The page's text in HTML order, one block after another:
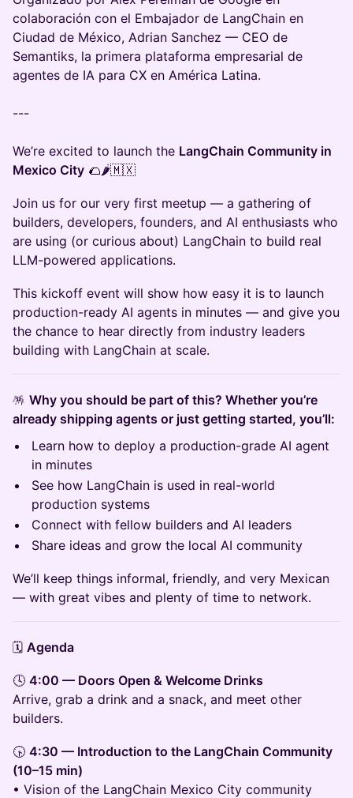
colaboración con el Embajador de LangChain en
Ciudad de México, Adrian Sanchez — CEO de
Semantiks, la primera plataforma empresarial de
agentes de IA para CX en América Latina.
---
We’re excited to launch the LangChain Community in
Mexico City 🌮🌶️🇲🇽
Join us for our very first meetup — a gathering of
builders, developers, founders, and AI enthusiasts who
are using (or curious about) LangChain to build real
LLM-powered applications.
This kickoff event will show how easy it is to launch
production-ready AI agents in minutes — and give you
the chance to hear directly from industry leaders
building with LangChain at scale.
🪅 Why you should be part of this? Whether you’re
already shipping agents or just getting started, you’ll:
Learn how to deploy a production-grade AI agent
in minutes
See how LangChain is used in real-world
production systems
Connect with fellow builders and AI leaders
Share ideas and grow the local AI community
We’ll keep things informal, friendly, and very Mexican
— with great vibes and plenty of time to network.
🗓 Agenda
🕓 4:00 — Doors Open & Welcome Drinks
Arrive, grab a drink and a snack, and meet other
builders.
🕟 4:30 — Introduction to the LangChain Community
(10–15 min)
• Vision of the LangChain Mexico City community